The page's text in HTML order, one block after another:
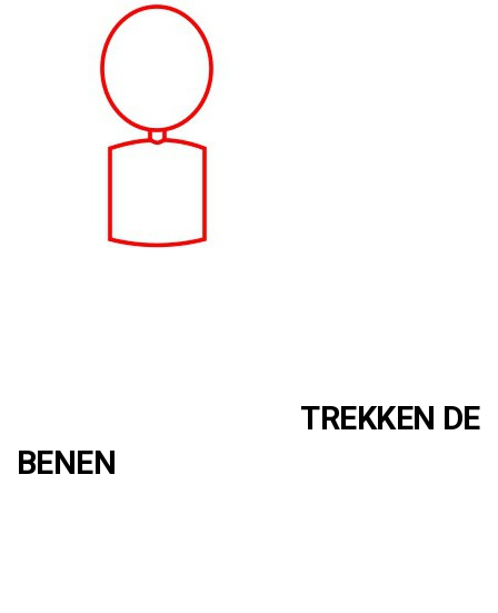
TREKKEN DE
BENEN